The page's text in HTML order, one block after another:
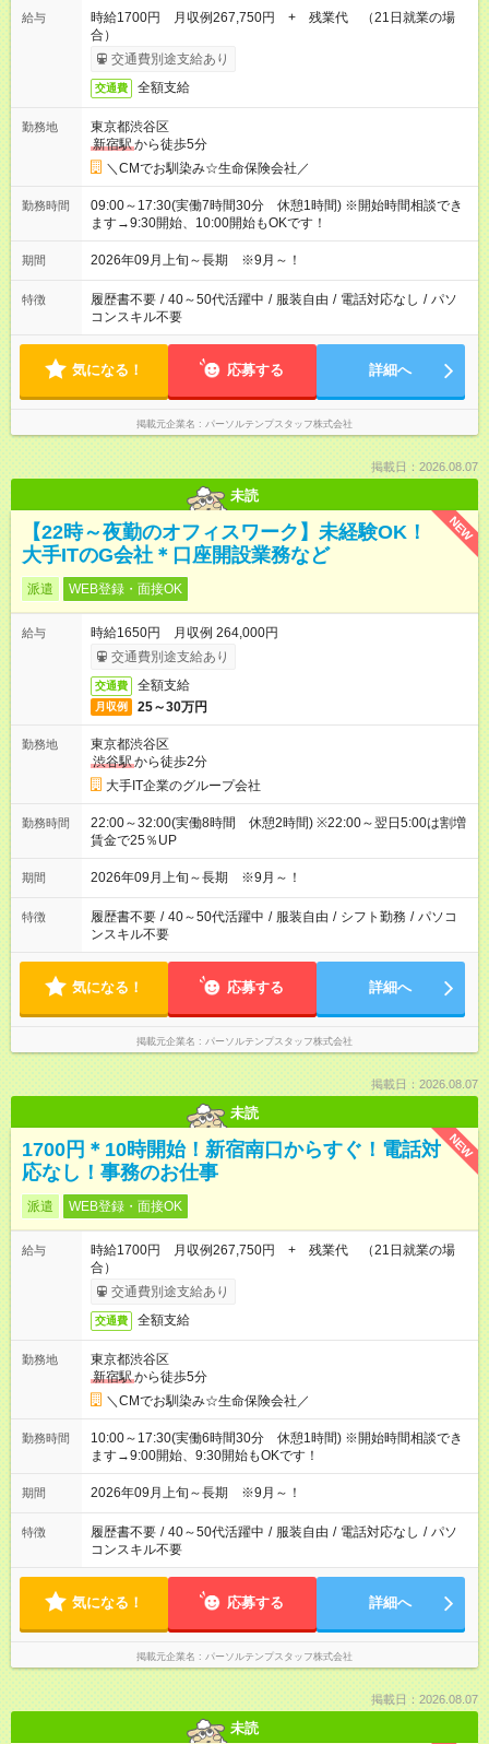
給与
時給1700円 月収例267,750円 + 残業代 （21日就業の場
合）
交通費別途支給あり
交通費 全額支給
勤務地
東京都渋谷区
新宿駅から徒歩5分
＼CMでお馴染み☆生命保険会社／
勤務時間
09:00～17:30(実働7時間30分 休憩1時間) ※開始時間相談でき
ます→9:30開始、10:00開始もOKです！
期間 2026年09月上旬～長期 ※9月～！
特徴 履歴書不要 / 40～50代活躍中 / 服装自由 / 電話対応なし / パソ
コンスキル不要
気になる！ 応募する 詳細へ
掲載元企業名 パーソルテンプスタッフ株式会社
掲載日：2026.08.07
未読
NEW
【22時～夜勤のオフィスワーク】未経験OK！
大手ITのG会社＊口座開設業務など
派遣 WEB登録・面接OK
給与
時給1650円 月収例 264,000円
交通費別途支給あり
交通費 全額支給
月収例 25～30万円
勤務地
東京都渋谷区
渋谷駅から徒歩2分
大手IT企業のグループ会社
勤務時間
22:00～32:00(実働8時間 休憩2時間) ※22:00～翌日5:00は割増
賃金で25％UP
期間 2026年09月上旬～長期 ※9月～！
特徴 履歴書不要 / 40～50代活躍中 / 服装自由 / シフト勤務 / パソコ
ンスキル不要
気になる！ 応募する 詳細へ
掲載元企業名 パーソルテンプスタッフ株式会社
掲載日：2026.08.07
未読
NEW
1700円＊10時開始！新宿南口からすぐ！電話対
応なし！事務のお仕事
派遣 WEB登録・面接OK
給与
時給1700円 月収例267,750円 + 残業代 （21日就業の場
合）
交通費別途支給あり
交通費 全額支給
勤務地
東京都渋谷区
新宿駅から徒歩5分
＼CMでお馴染み☆生命保険会社／
勤務時間
10:00～17:30(実働6時間30分 休憩1時間) ※開始時間相談でき
ます→9:00開始、9:30開始もOKです！
期間 2026年09月上旬～長期 ※9月～！
特徴 履歴書不要 / 40～50代活躍中 / 服装自由 / 電話対応なし / パソ
コンスキル不要
気になる！ 応募する 詳細へ
掲載元企業名 パーソルテンプスタッフ株式会社
掲載日：2026.08.07
未読